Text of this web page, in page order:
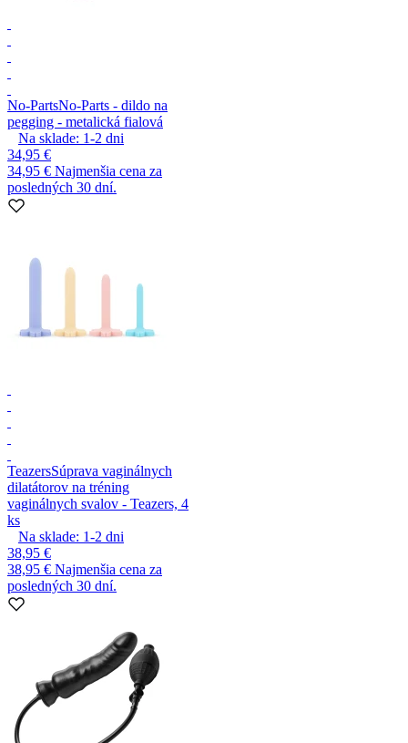
No-PartsNo-Parts - dildo na
pegging - metalická fialová
Na sklade: 1-2 dni
34,95 €
34,95 € Najmenšia cena za
posledných 30 dní.
TeazersSúprava vaginálnych
dilatátorov na tréning
vaginálnych svalov - Teazers, 4
ks
Na sklade: 1-2 dni
38,95 €
38,95 € Najmenšia cena za
posledných 30 dní.